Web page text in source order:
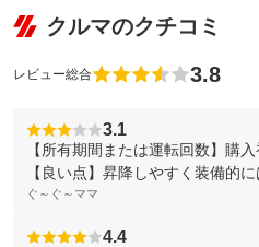
クルマのクチコミ
レビュー総合 3.8
3.1
【所有期間または運転回数】購
【良い点】昇降しやすく装備的に
ぐ～ぐ～ママ
4.4